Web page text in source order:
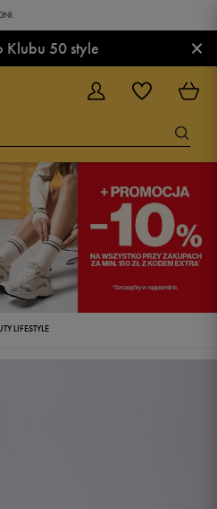
Klubu 50 style ×
LIFESTYLE